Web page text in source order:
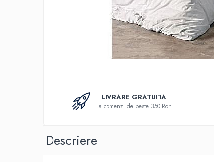
LIVRARE GRATUITA
La comenzi de peste 350 Ron
Descriere